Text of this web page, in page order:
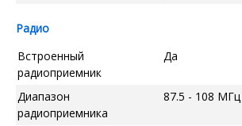
Радио
Встроенный
радиоприемник
Да
Диапазон
радиоприемника
87.5 - 108 МГц